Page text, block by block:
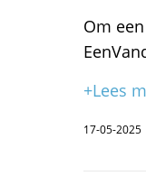
Om
+Lees
17-05-2025